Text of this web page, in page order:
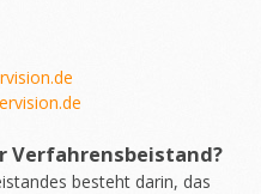
Verfahrensbeistand?
besteht darin, das